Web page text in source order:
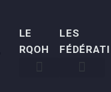
LE
RQOH
LES